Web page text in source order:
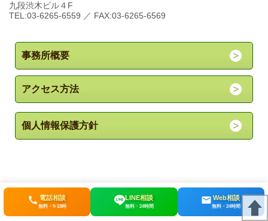
電話相談
無料・9-18時
LINE相談
無料・24時間
Web相談
無料・24時間
九段渋木ビル４F
TEL:03-6265-6559 ／ FAX:03-6265-6569
事務所概要
アクセス方法
個人情報保護方針